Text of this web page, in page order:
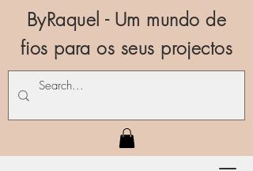
ByRaquel - Um mundo de
fios para os seus projectos